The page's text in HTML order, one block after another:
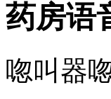
药房语
唿叫器